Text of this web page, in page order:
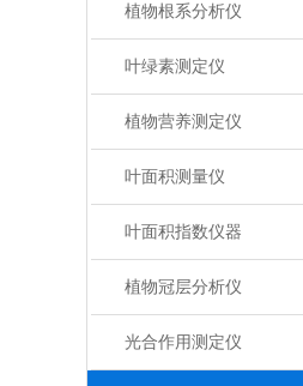
植物根系分析仪
叶绿素测定仪
植物营养测定仪
叶面积测量仪
叶面积指数仪器
植物冠层分析仪
光合作用测定仪